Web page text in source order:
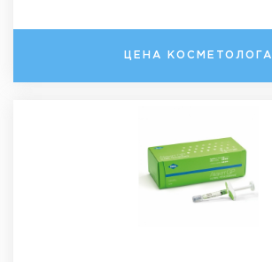
ЦЕНА КОСМЕТОЛОГА